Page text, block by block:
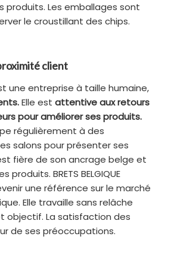
produits. Les emballages sont
le croustillant des chips.
client
est une entreprise à taille humaine,
Elle est attentive aux retours
pour améliorer ses produits.
régulièrement à des
salons pour présenter ses
fière de son ancrage belge et
BRETS BELGIQUE
une référence sur le marché
Elle travaille sans relâche
objectif. La satisfaction des
de ses préoccupations.